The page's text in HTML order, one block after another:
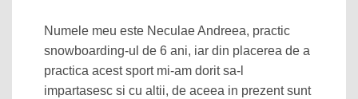
Numele meu este Neculae Andreea, practic
snowboarding-ul de 6 ani, iar din placerea de a
practica acest sport mi-am dorit sa-l
impartasesc si cu altii, de aceea in prezent sunt